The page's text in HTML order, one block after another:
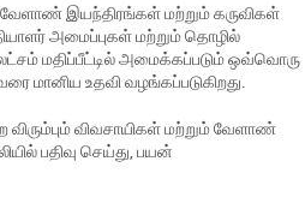
வேளாண் இயந்திரங்கள் மற்றும் கருவிகள்
அமைப்புகள் மற்றும் தொழில்
மதிப்பீட்டில் அமைக்கப்படும் ஒவ்வொரு
மானிய உதவி வழங்கப்படுகிறது.
விவசாயிகள் மற்றும் வேளாண்
பதிவு செய்து, பயன்